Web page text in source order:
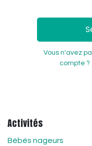
Vous n'avez
compte ?
Activités
Bébés nageurs